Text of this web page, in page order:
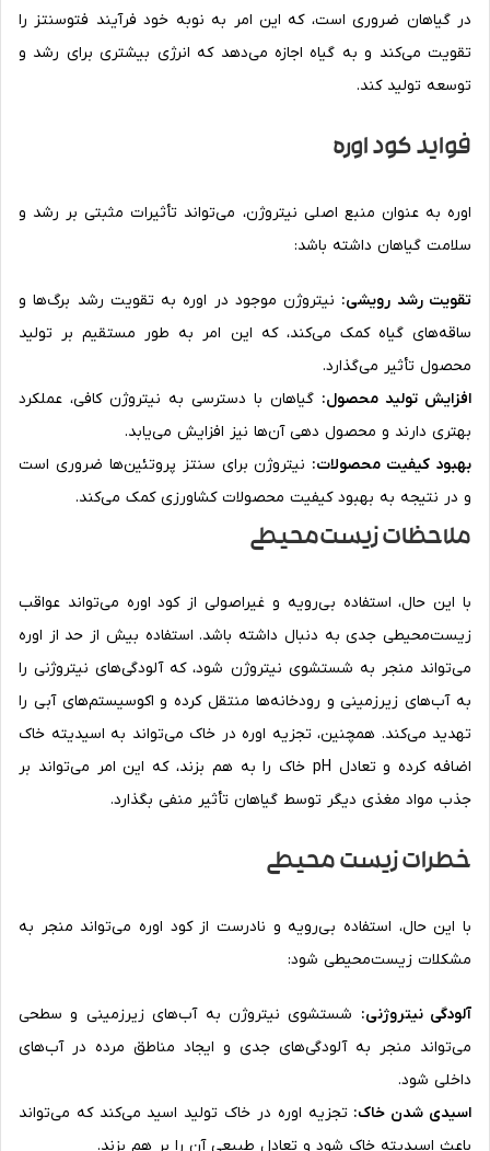
در گیاهان ضروری است، که این امر به نوبه خود فرآیند فتوسنتز را
تقویت می‌کند و به گیاه اجازه می‌دهد که انرژی بیشتری برای رشد و
توسعه تولید کند.
فواید کود اوره
اوره به عنوان منبع اصلی نیتروژن، می‌تواند تأثیرات مثبتی بر رشد و
سلامت گیاهان داشته باشد:
تقویت رشد رویشی: نیتروژن موجود در اوره به تقویت رشد برگ‌ها و
ساقه‌های گیاه کمک می‌کند، که این امر به طور مستقیم بر تولید
محصول تأثیر می‌گذارد.
افزایش تولید محصول: گیاهان با دسترسی به نیتروژن کافی، عملکرد
بهتری دارند و محصول دهی آن‌ها نیز افزایش می‌یابد.
بهبود کیفیت محصولات: نیتروژن برای سنتز پروتئین‌ها ضروری است
و در نتیجه به بهبود کیفیت محصولات کشاورزی کمک می‌کند.
ملاحظات زیست‌محیطی
با این حال، استفاده بی‌رویه و غیراصولی از کود اوره می‌تواند عواقب
زیست‌محیطی جدی به دنبال داشته باشد. استفاده بیش از حد از اوره
می‌تواند منجر به شستشوی نیتروژن شود، که آلودگی‌های نیتروژنی را
به آب‌های زیرزمینی و رودخانه‌ها منتقل کرده و اکوسیستم‌های آبی را
تهدید می‌کند. همچنین، تجزیه اوره در خاک می‌تواند به اسیدیته خاک
اضافه کرده و تعادل pH خاک را به هم بزند، که این امر می‌تواند بر
جذب مواد مغذی دیگر توسط گیاهان تأثیر منفی بگذارد.
خطرات زیست محیطی
با این حال، استفاده بی‌رویه و نادرست از کود اوره می‌تواند منجر به
مشکلات زیست‌محیطی شود:
آلودگی نیتروژنی: شستشوی نیتروژن به آب‌های زیرزمینی و سطحی
می‌تواند منجر به آلودگی‌های جدی و ایجاد مناطق مرده در آب‌های
داخلی شود.
اسیدی شدن خاک: تجزیه اوره در خاک تولید اسید می‌کند که می‌تواند
باعث اسیدیته خاک شود و تعادل طبیعی آن را بر هم بزند.